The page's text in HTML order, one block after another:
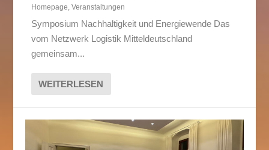
Homepage,Veranstaltungen
Symposium Nachhaltigkeit und Energiewende Das
vom Netzwerk Logistik Mitteldeutschland
gemeinsam...
WEITERLESEN